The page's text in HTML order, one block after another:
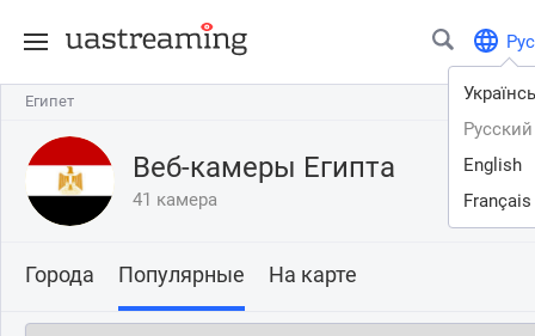
Рус
Русский
English
Français
Египет
Египет
Веб-камеры Египта
41 камера
Города Популярные На карте